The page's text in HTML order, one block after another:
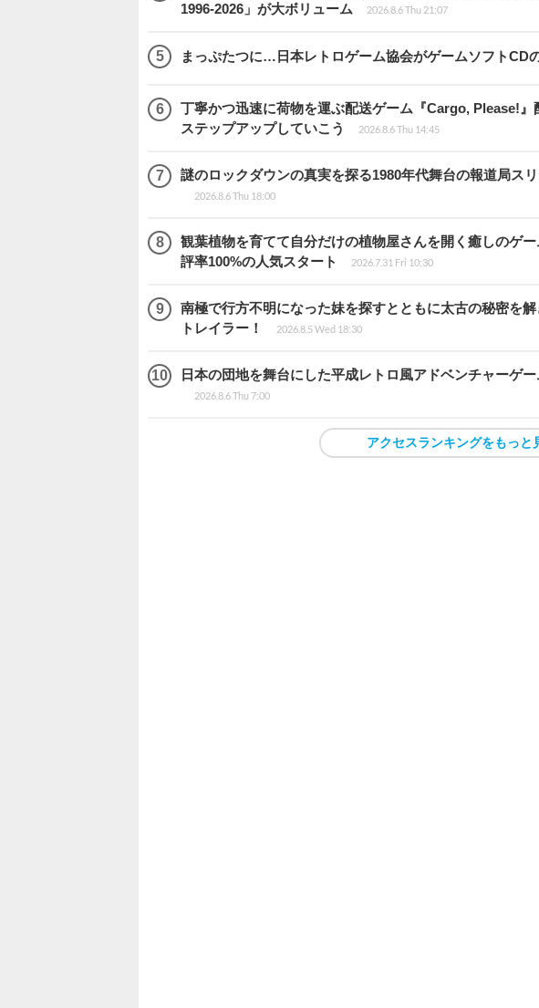
1996-2026」が大ボリューム
2026.8.6 Thu 21:07
まっぷたつに…日本レトロゲーム協会がゲームソフトCD
丁寧かつ迅速に荷物を運ぶ配送ゲーム『Cargo, Please!
ステップアップしていこう
2026.8.6 Thu 14:45
謎のロックダウンの真実を探る1980年代舞台の報道局ス
2026.8.6 Thu 18:00
観葉植物を育てて自分だけの植物屋さんを開く癒しのゲ
評率100%の人気スタート
2026.7.31 Fri 10:30
南極で行方不明になった妹を探すとともに太古の秘密を
トレイラー！
2026.8.5 Wed 18:30
日本の団地を舞台にした平成レトロ風アドベンチャーゲ
2026.8.6 Thu 7:00
アクセスランキングをもっと